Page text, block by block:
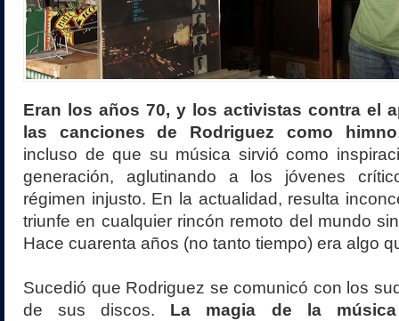
Eran los años 70, y los activistas contra el
las canciones de Rodriguez como himno
incluso de que su música sirvió como
generación, aglutinando a los jóvenes
régimen injusto. En la actualidad, resulta
triunfe en cualquier rincón remoto del mundo
Hace cuarenta años (no tanto tiempo) era algo
Sucedió que Rodriguez se comunicó con los
de sus discos. La magia de la